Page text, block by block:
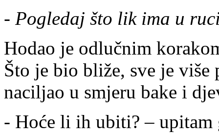
- Pogledaj što lik ima u
Hodao je odlučnim
Što je bio bliže, sve je
naciljao u smjeru bake i
- Hoće li ih ubiti? – upitam